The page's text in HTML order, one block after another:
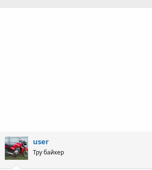
user
Тру байкер